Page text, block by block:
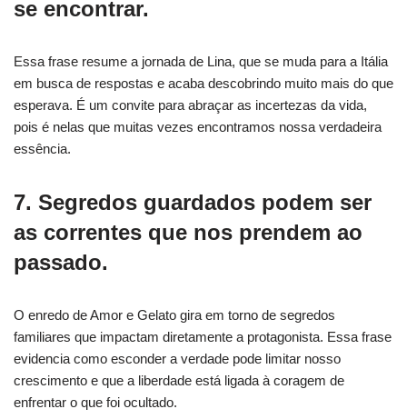
se encontrar.
Essa frase resume a jornada de Lina, que se muda para a Itália
em busca de respostas e acaba descobrindo muito mais do que
esperava. É um convite para abraçar as incertezas da vida,
pois é nelas que muitas vezes encontramos nossa verdadeira
essência.
7. Segredos guardados podem ser
as correntes que nos prendem ao
passado.
O enredo de Amor e Gelato gira em torno de segredos
familiares que impactam diretamente a protagonista. Essa frase
evidencia como esconder a verdade pode limitar nosso
crescimento e que a liberdade está ligada à coragem de
enfrentar o que foi ocultado.